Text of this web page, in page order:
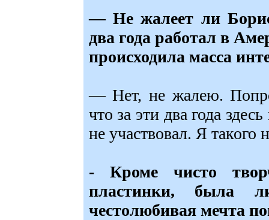
— Не жалеет ли
два года работал в
происходила масса
— Нет, не жалею.
что за эти два года
не участвовал. Я такого
- Кроме чисто
пластинки, была
честолюбивая мечта